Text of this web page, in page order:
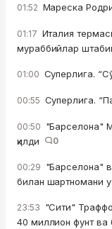
01:52 Мареска
01:17 Италия
мураббийлар
01:00 Суперлига.
00:55 Суперлига.
00:50 "Барселона"
қилди
0
00:29 "Барселона"
билан шартномани
23:53 "Сити"
40 миллион фунт ва